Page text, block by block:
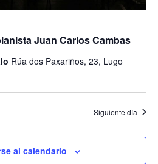
Juan Carlos Cambas
Rúa dos Paxariños, 23, Lugo
Siguiente día
al calendario